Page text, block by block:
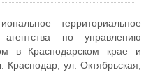
территориальное
по управлению
в Краснодарском крае и
Краснодар, ул. Октябрьская,